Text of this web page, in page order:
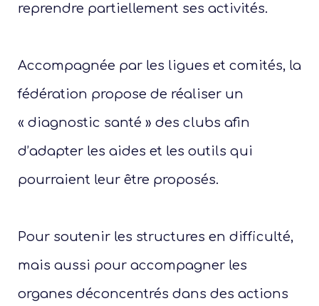
reprendre partiellement ses activités.
Accompagnée par les ligues et comités, la
fédération propose de réaliser un
« diagnostic santé » des clubs afin
d’adapter les aides et les outils qui
pourraient leur être proposés.
Pour soutenir les structures en difficulté,
mais aussi pour accompagner les
organes déconcentrés dans des actions